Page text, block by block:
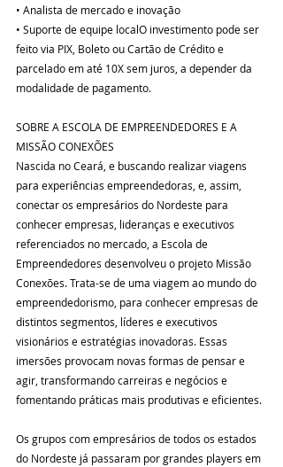
• Analista de mercado e inovação
• Suporte de equipe localO investimento pode ser
feito via PIX, Boleto ou Cartão de Crédito e
parcelado em até 10X sem juros, a depender da
modalidade de pagamento.
SOBRE A ESCOLA DE EMPREENDEDORES E A
MISSÃO CONEXÕES
Nascida no Ceará, e buscando realizar viagens
para experiências empreendedoras, e, assim,
conectar os empresários do Nordeste para
conhecer empresas, lideranças e executivos
referenciados no mercado, a Escola de
Empreendedores desenvolveu o projeto Missão
Conexões. Trata-se de uma viagem ao mundo do
empreendedorismo, para conhecer empresas de
distintos segmentos, líderes e executivos
visionários e estratégias inovadoras. Essas
imersões provocam novas formas de pensar e
agir, transformando carreiras e negócios e
fomentando práticas mais produtivas e eficientes.
Os grupos com empresários de todos os estados
do Nordeste já passaram por grandes players em